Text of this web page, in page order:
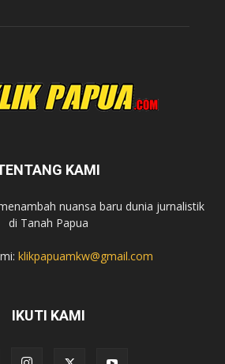
KAMI
nuansa baru dunia jurnalistik
di Tanah Papua
klikpapuamkw@gmail.com
IKUTI KAMI